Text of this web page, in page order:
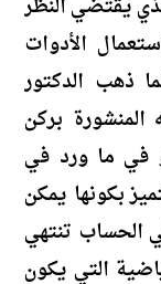
الأدوات
ذهب الدكتور
بركن
في ما ورد في
بكونها يمكن
الحساب تنتهي
التي يكون